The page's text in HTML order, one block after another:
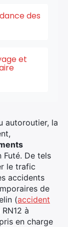
des
et
autoroutier, la
Futé. De tels
le trafic
accidents
de
(accident
à
en charge